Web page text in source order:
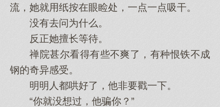
流，她就用纸按在眼睑处，一点一点吸干。
没有去问为什么。
反正她擅长等待。
禅院甚尔看得有些不爽了，有种恨铁不成
钢的奇异感受。
明明人都哄好了，他非要戳一下。
“你就没想过，他骗你？”